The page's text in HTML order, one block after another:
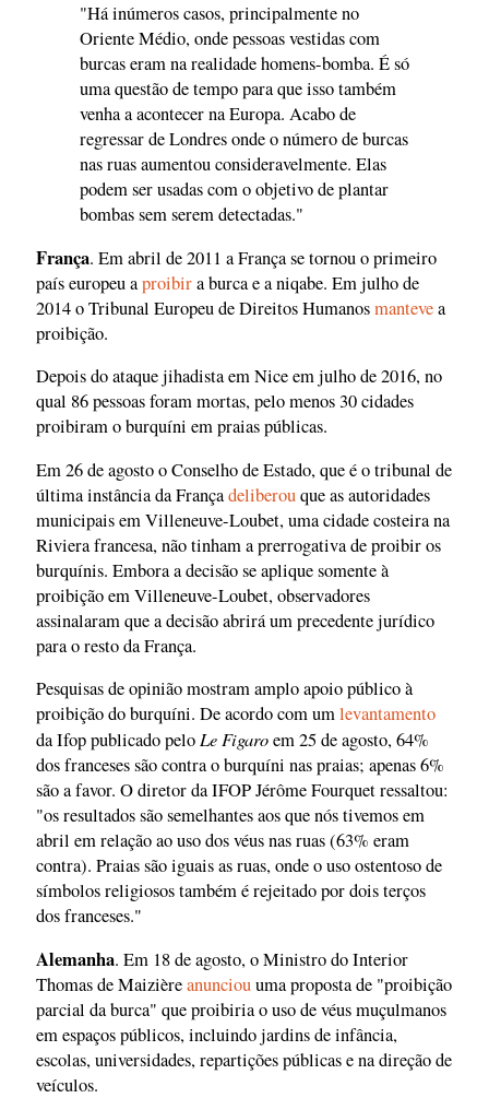
"Há inúmeros casos, principalmente no
Oriente Médio, onde pessoas vestidas com
burcas eram na realidade homens-bomba. É só
uma questão de tempo para que isso também
venha a acontecer na Europa. Acabo de
regressar de Londres onde o número de burcas
nas ruas aumentou consideravelmente. Elas
podem ser usadas com o objetivo de plantar
bombas sem serem detectadas."
França. Em abril de 2011 a França se tornou o primeiro
país europeu aproibira burca e a niqabe. Em julho de
2014 o Tribunal Europeu de Direitos Humanosmantevea
proibição.
Depois do ataque jihadista em Nice em julho de 2016, no
qual 86 pessoas foram mortas, pelo menos 30 cidades
proibiram o burquíni em praias públicas.
Em 26 de agosto o Conselho de Estado, que é o tribunal de
última instância da Françadeliberouque as autoridades
municipais em Villeneuve-Loubet, uma cidade costeira na
Riviera francesa, não tinham a prerrogativa de proibir os
burquínis. Embora a decisão se aplique somente à
proibição em Villeneuve-Loubet, observadores
assinalaram que a decisão abrirá um precedente jurídico
para o resto da França.
Pesquisas de opinião mostram amplo apoio público à
proibição do burquíni. De acordo com umlevantamento
da Ifop publicado peloLe Figaroem 25 de agosto, 64%
dos franceses são contra o burquíni nas praias; apenas 6%
são a favor. O diretor da IFOP Jérôme Fourquet ressaltou:
"os resultados são semelhantes aos que nós tivemos em
abril em relação ao uso dos véus nas ruas (63% eram
contra). Praias são iguais as ruas, onde o uso ostentoso de
símbolos religiosos também é rejeitado por dois terços
dos franceses."
Alemanha. Em 18 de agosto, o Ministro do Interior
Thomas de Maizièreanunciouuma proposta de "proibição
parcial da burca" que proibiria o uso de véus muçulmanos
em espaços públicos, incluindo jardins de infância,
escolas, universidades, repartições públicas e na direção de
veículos.